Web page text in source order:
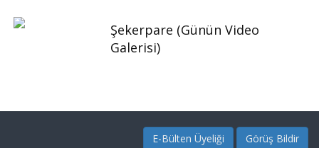
Şekerpare (Günün Video
Galerisi)
E-Bülten Üyeliği Görüş Bildir